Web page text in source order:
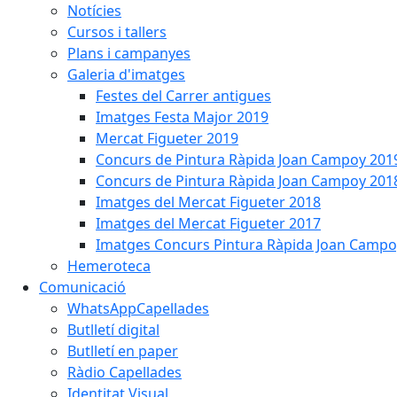
Notícies
Cursos i tallers
Plans i campanyes
Galeria d'imatges
Festes del Carrer antigues
Imatges Festa Major 2019
Mercat Figueter 2019
Concurs de Pintura Ràpida Joan Campoy
Concurs de Pintura Ràpida Joan Campoy
Imatges del Mercat Figueter 2018
Imatges del Mercat Figueter 2017
Imatges Concurs Pintura Ràpida Joan
Hemeroteca
Comunicació
WhatsAppCapellades
Butlletí digital
Butlletí en paper
Ràdio Capellades